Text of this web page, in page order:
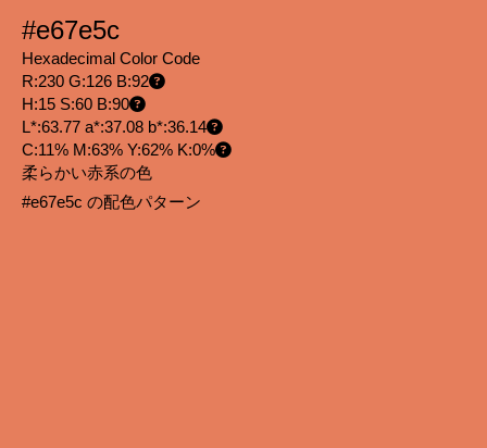
#e67e5c
Hexadecimal Color Code
R:230 G:126 B:92
H:15 S:60 B:90
L*:63.77 a*:37.08 b*:36.14
C:11% M:63% Y:62% K:0%
柔らかい赤系の色
#e67e5c の配色パターン